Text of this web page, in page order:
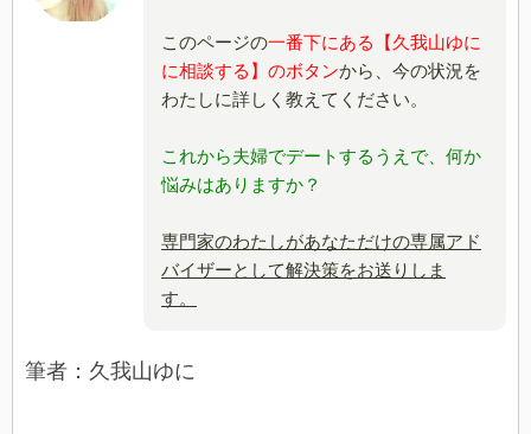
このページの一番下にある【久我山ゆに
に相談する】のボタンから、今の状況を
わたしに詳しく教えてください。
これから夫婦でデートするうえで、何か
悩みはありますか？
専門家のわたしがあなただけの専属アド
バイザーとして解決策をお送りしま
す。
筆者：久我山ゆに